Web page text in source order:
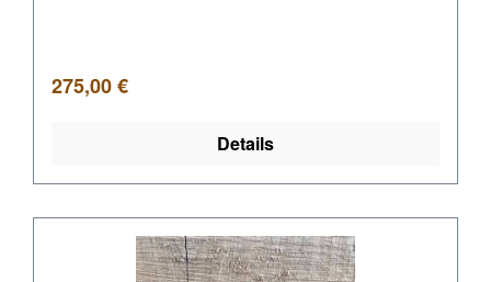
Regulärer Preis:
275,00 €
Details